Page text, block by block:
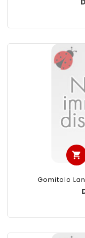
shopping_cart
Gomitolo